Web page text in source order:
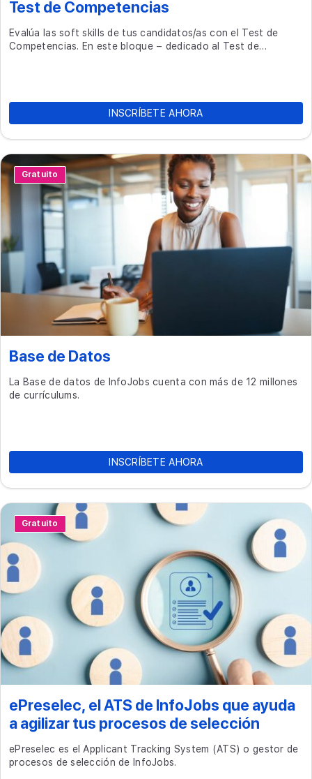
Test de Competencias
Evalúa las soft skills de tus candidatos/as con el Test de
Competencias. En este bloque – dedicado al Test de
INSCRÍBETE AHORA
Gratuito
Base de Datos
La Base de datos de InfoJobs cuenta con más de 12 millones
de currículums.
INSCRÍBETE AHORA
Gratuito
ePreselec, el ATS de InfoJobs que ayuda
a agilizar tus procesos de selección
ePreselec es el Applicant Tracking System (ATS) o gestor de
procesos de selección de InfoJobs.